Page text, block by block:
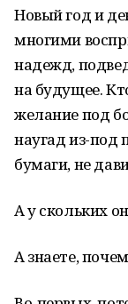
Новый год и
многими
надежд,
на будущее.
желание под
наугад из-под
бумаги, не
А у скольких
А знаете,